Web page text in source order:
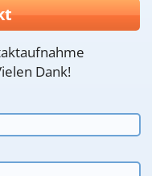
Dank!